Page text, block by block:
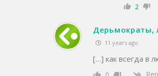
2
Дерьмократы,
11 years ago
[…] как всегда в